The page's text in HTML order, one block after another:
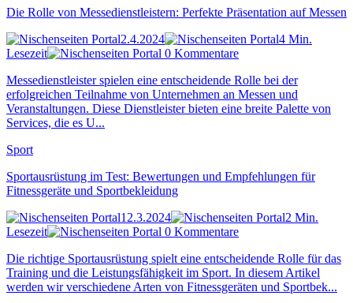
Die Rolle von Messedienstleistern: Perfekte Präsentation auf Messen
2.4.2024
4 Min.
Lesezeit
0 Kommentare
Messedienstleister spielen eine entscheidende Rolle bei der
erfolgreichen Teilnahme von Unternehmen an Messen und
Veranstaltungen. Diese Dienstleister bieten eine breite Palette von
Services, die es U...
Sport
Sportausrüstung im Test: Bewertungen und Empfehlungen für
Fitnessgeräte und Sportbekleidung
12.3.2024
2 Min.
Lesezeit
0 Kommentare
Die richtige Sportausrüstung spielt eine entscheidende Rolle für das
Training und die Leistungsfähigkeit im Sport. In diesem Artikel
werden wir verschiedene Arten von Fitnessgeräten und Sportbek...